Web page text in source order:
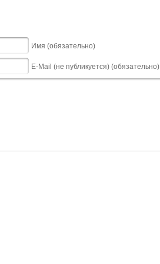
Имя (обязательно)
E-Mail (не публикуется) (обязательно)